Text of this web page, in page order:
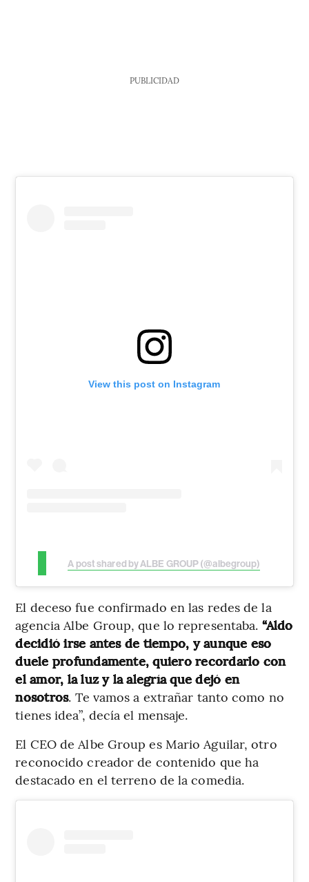
PUBLICIDAD
View this post on Instagram
A post shared by ALBE GROUP (@albegroup)
El deceso fue confirmado en las redes de la
agencia Albe Group, que lo representaba. “Aldo
decidió irse antes de tiempo, y aunque eso
duele profundamente, quiero recordarlo con
el amor, la luz y la alegría que dejó en
nosotros. Te vamos a extrañar tanto como no
tienes idea”, decía el mensaje.
El CEO de Albe Group es Mario Aguilar, otro
reconocido creador de contenido que ha
destacado en el terreno de la comedia.